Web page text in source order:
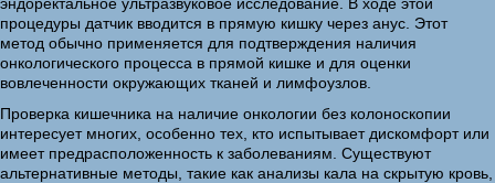
процедуры датчик вводится в прямую кишку через анус. Этот
метод обычно применяется для подтверждения наличия
онкологического процесса в прямой кишке и для оценки
вовлеченности окружающих тканей и лимфоузлов.
Проверка кишечника на наличие онкологии без колоноскопии
интересует многих, особенно тех, кто испытывает дискомфорт или
имеет предрасположенность к заболеваниям. Существуют
альтернативные методы, такие как анализы кала на скрытую кровь,